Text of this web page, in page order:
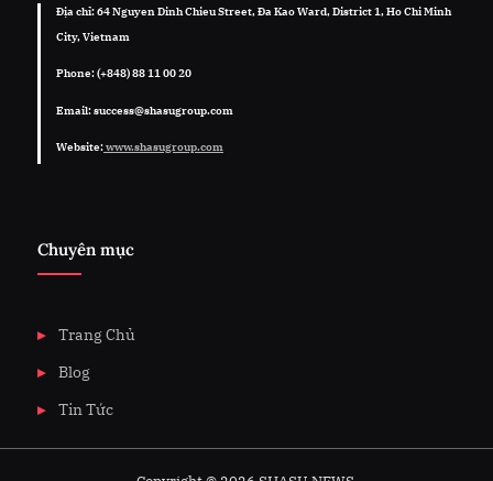
Địa chỉ: 64 Nguyen Dinh Chieu Street, Đa Kao Ward, District 1, Ho Chi Minh
City, Vietnam
Phone: (+848) 88 11 00 20
Email: success@shasugroup.com
Website:www.shasugroup.com
Chuyên mục
Trang Chủ
Blog
Tin Tức